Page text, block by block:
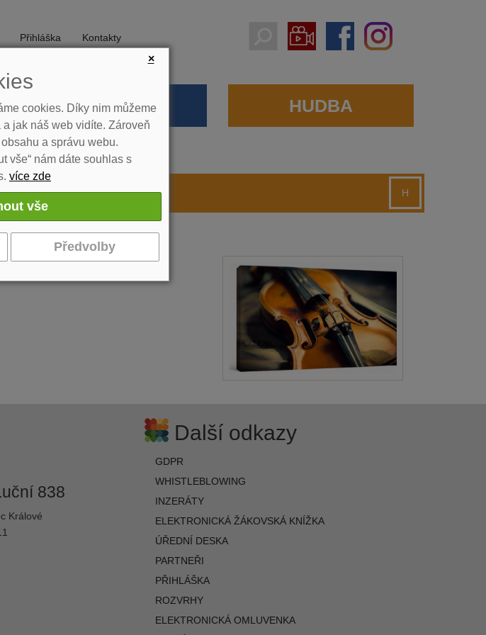
Přihláška Kontakty
TANEC HUDBA
H
838
Králové
Další odkazy
GDPR
WHISTLEBLOWING
INZERÁTY
ELEKTRONICKÁ ŽÁKOVSKÁ KNÍŽKA
ÚŘEDNÍ DESKA
PARTNEŘI
PŘIHLÁŠKA
ROZVRHY
ELEKTRONICKÁ OMLUVENKA
×
cookies. Díky nim můžeme
jak náš web vidíte. Zároveň
a správu webu.
vše“ nám dáte souhlas s
více zde